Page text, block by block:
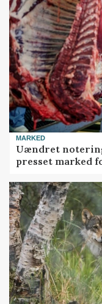
MARKED
Uændret
presset marked